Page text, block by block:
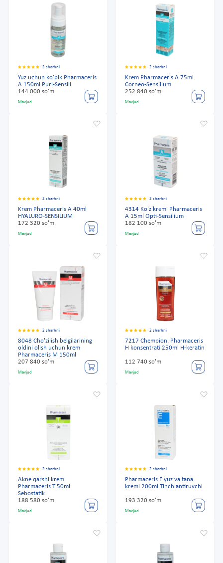
2 sharhni
Yuz uchun ko'pik Pharmaceris
A 150ml Puri-Sensili
144 000 so'm
Mavjud
2 sharhni
Krem Pharmaceris A 75ml
Corneo-Sensilium
252 840 so'm
Mavjud
2 sharhni
Krem Pharmaceris A 40ml
HYALURO-SENSILIUM
172 320 so'm
Mavjud
2 sharhni
4314 Ko'z kremi Pharmaceris
A 15ml Opti-Sensilium
182 100 so'm
Mavjud
2 sharhni
8048 Cho'zilish belgilarining
oldini olish uchun krem
Pharmaceris M 150ml
207 840 so'm
Mavjud
2 sharhni
7217 Chempion. Pharmaceris
H konsentrati 250ml H-keratin
112 740 so'm
Mavjud
2 sharhni
Akne qarshi krem
Pharmaceris T 50ml
Sebostatik
188 580 so'm
Mavjud
2 sharhni
Pharmaceris E yuz va tana
kremi 200ml Tinchlantiruvchi
193 320 so'm
Mavjud